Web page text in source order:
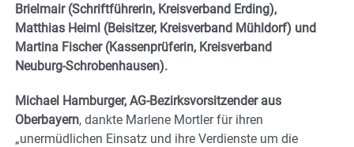
Brielmair (Schriftführerin, Kreisverband Erding),
Matthias Heiml (Beisitzer, Kreisverband Mühldorf) und
Martina Fischer (Kassenprüferin, Kreisverband
Neuburg-Schrobenhausen).
Michael Hamburger, AG-Bezirksvorsitzender aus
Oberbayern, dankte Marlene Mortler für ihren
„unermüdlichen Einsatz und ihre Verdienste um die